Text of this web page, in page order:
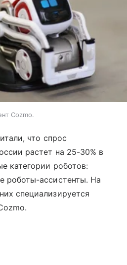
Cozmo.
что спрос
растет на 25-30% в
категории роботов:
роботы-ассистенты. На
специализируется